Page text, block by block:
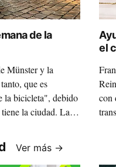
de la
Münster y la
que es
la bicicleta", debido
la ciudad. La
Ville tiene su
ciclista.
el
con
Ver más →